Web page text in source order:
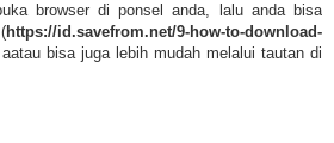
browser di ponsel anda, lalu anda bisa
https://id.savefrom.net/9-how-to-download-
bisa juga lebih mudah melalui tautan di